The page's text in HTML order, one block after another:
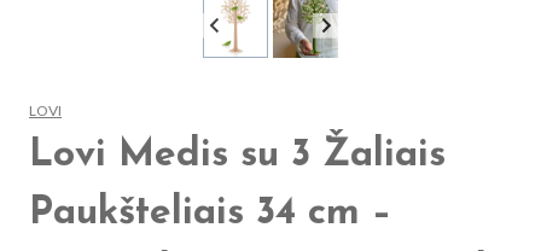
LOVI
Lovi Medis su 3 Žaliais
Paukšteliais 34 cm –